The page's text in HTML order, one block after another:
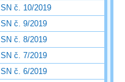
SN č. 10/2019
SN č. 9/2019
SN č. 8/2019
SN č. 7/2019
SN č. 6/2019